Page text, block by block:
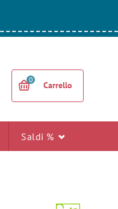
0
Carrello
Saldi %